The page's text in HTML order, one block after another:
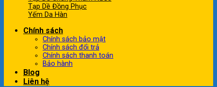
Tạp Dề Đồng Phục
Yếm Da Hàn
Chính sách
Chính sách bảo mật
Chính sách đổi trả
Chính sách thanh toán
Bảo hành
Blog
Liên hệ